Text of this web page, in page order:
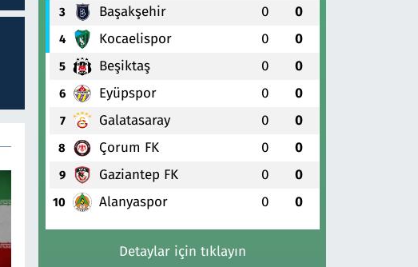
3 Başakşehir 0 0
4 Kocaelispor 0 0
5 Beşiktaş 0 0
6 Eyüpspor 0 0
7 Galatasaray 0 0
8 Çorum FK 0 0
9 Gaziantep FK 0 0
10 Alanyaspor 0 0
Detaylar için tıklayın